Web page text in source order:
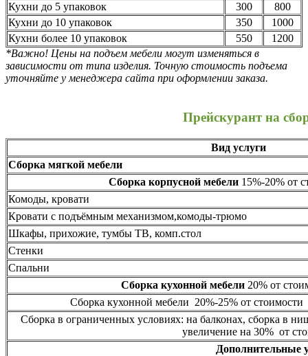
Кухни до 5 упаковок
300
800
Кухни до 10 упаковок
350
1000
Кухни более 10 упаковок
550
1200
*Важно! Цены на подъем мебели могут изменяться в
зависимости от типа изделия. Точную стоимость подъема
уточняйте у менеджера сайта при оформлении заказа.
Прейскурант на
Вид услуги
Сборка мягкой мебели
Сборка корпусной мебели15%-20% от
Комоды, кровати
Кровати с подъёмным механизмом,комоды-трюмо
Шкафы, прихожие, тумбы ТВ, комп.стол
Стенки
Спальни
Сборка кухонной мебели20% от
Сборка кухонной мебели 20%-25% от стоимости
Сборка в ограниченных условиях: на балконах, сборка в
увеличение на 30% от
Дополнительные